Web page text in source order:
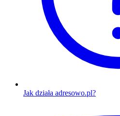
Jak działa adresowo.pl?